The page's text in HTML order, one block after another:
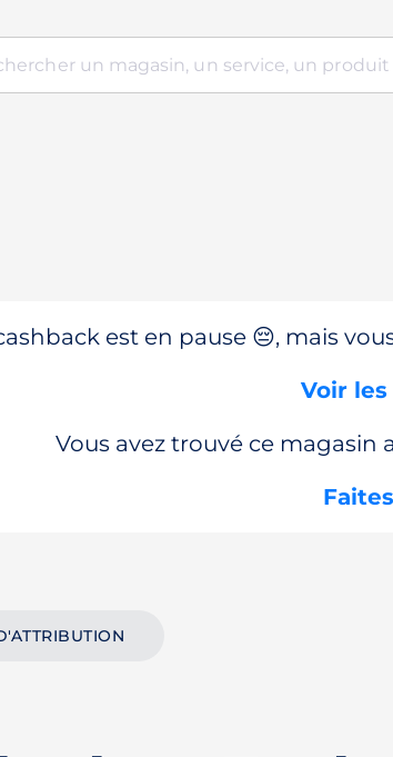
est en pause 😔, mais
Voir
Vous avez trouvé ce magasin